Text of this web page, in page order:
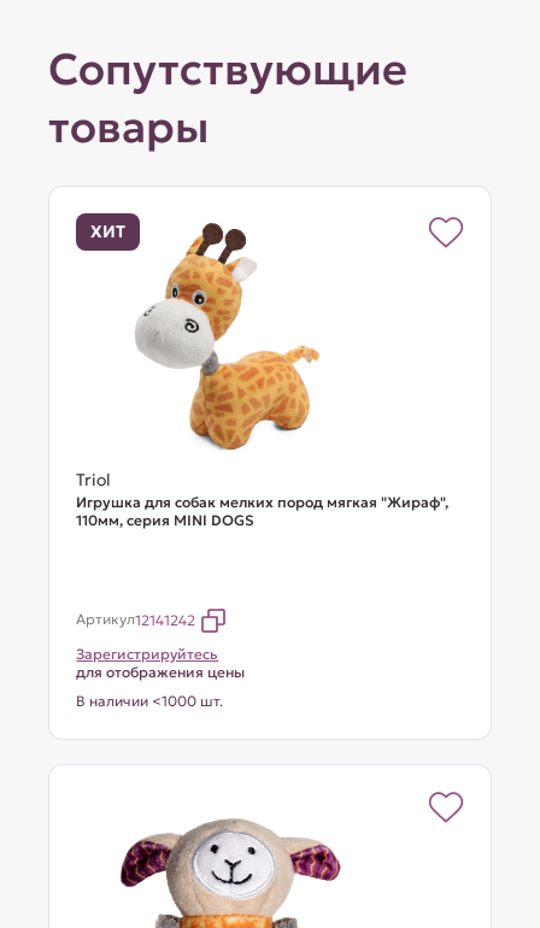
Сопутствующие
товары
ХИТ
Triol
Игрушка для собак мелких пород мягкая "Жираф",
110мм, серия MINI DOGS
Артикул12141242
Зарегистрируйтесь
для отображения цены
В наличии <1000 шт.